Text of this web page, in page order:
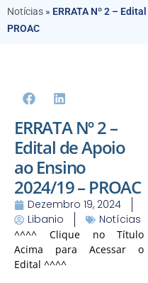
Notícias » ERRATA Nº 2 –
PROAC
ERRATA Nº 2 –
Edital de Apoio
ao Ensino
2024/19 – PROAC
Dezembro 19, 2024
Libanio
Notícias
^^^^ Clique no Título
Acima para Acessar o
Edital ^^^^